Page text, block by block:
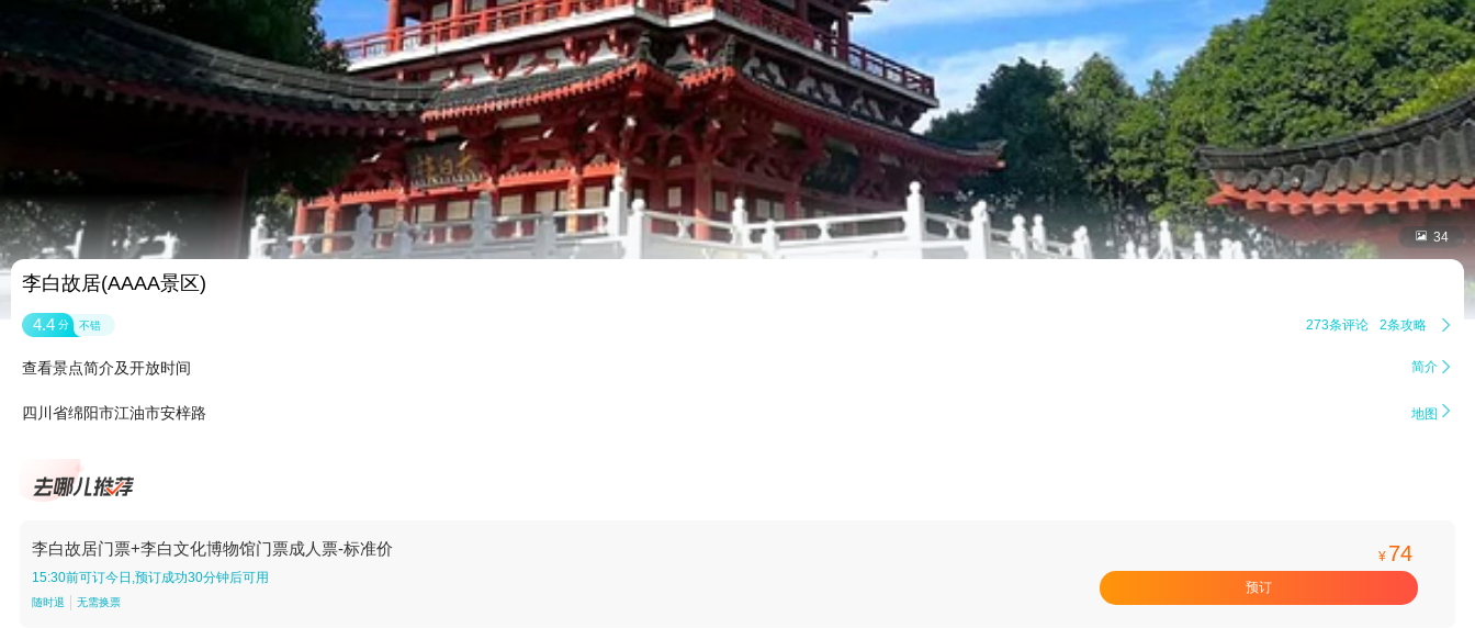
 34
李白故居(AAAA景区)
4.4 分 不错 273条评论 2条攻略 
查看景点简介及开放时间 简介 
四川省绵阳市江油市安梓路 地图 
李白故居门票+李白文化博物馆门票成人票-标准价
15:30前可订今日,预订成功30分钟后可用
随时退 无需换票
¥ 74
预订